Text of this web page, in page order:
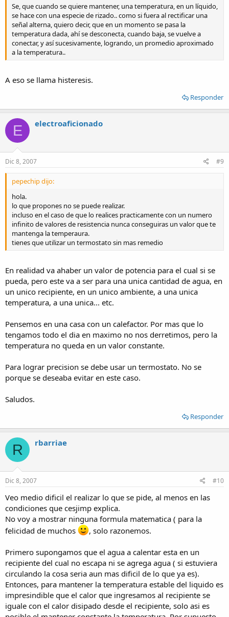
Se, que cuando se quiere mantener, una temperatura, en un líquido,
se hace con una especie de rizado.. como si fuera al rectificar una
señal alterna, quiero decir, que en un momento se pasa la
temperatura dada, ahí se desconecta, cuando baja, se vuelve a
conectar, y así sucesivamente, logrando, un promedio aproximado
a la temperatura..
A eso se llama histeresis.
Responder
E electroaficionado
Dic 8, 2007 #9
pepechip dijo:
hola.
lo que propones no se puede realizar.
incluso en el caso de que lo realices practicamente con un numero
infinito de valores de resistencia nunca conseguiras un valor que te
mantenga la temperaura.
tienes que utilizar un termostato sin mas remedio
En realidad va ahaber un valor de potencia para el cual si se
pueda, pero este va a ser para una unica cantidad de agua, en
un unico recipiente, en un unico ambiente, a una unica
temperatura, a una unica... etc.
Pensemos en una casa con un calefactor. Por mas que lo
tengamos todo el dia en maximo no nos derretimos, pero la
temperatura no queda en un valor constante.
Para lograr precision se debe usar un termostato. No se
porque se deseaba evitar en este caso.
Saludos.
Responder
R rbarriae
Dic 8, 2007 #10
Veo medio dificil el realizar lo que se pide, al menos en las
condiciones que cesjimp explica.
No voy a mostrar ninguna formula matematica ( para la
felicidad de muchos
, solo razonemos.
Primero supongamos que el agua a calentar esta en un
recipiente del cual no escapa ni se agrega agua ( si estuviera
circulando la cosa seria aun mas dificil de lo que ya es).
Entonces, para mantener la temperatura estable del liquido es
impresindible que el calor que ingresamos al recipiente se
iguale con el calor disipado desde el recipiente, solo asi es